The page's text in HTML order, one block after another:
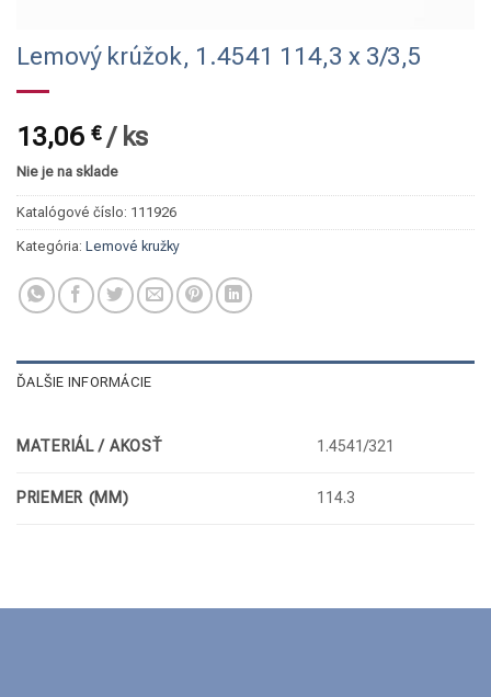
Lemový krúžok, 1.4541 114,3 x 3/3,5
13,06 €/ ks
Nie je na sklade
Katalógové číslo: 111926
Kategória: Lemové kružky
ĎALŠIE INFORMÁCIE
MATERIÁL / AKOSŤ 1.4541/321
PRIEMER (MM) 114.3